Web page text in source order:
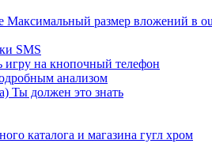
Максимальный размер вложений в
SMS
игру на кнопочный телефон
анализом
Ты должен это знать
каталога и магазина гугл хром